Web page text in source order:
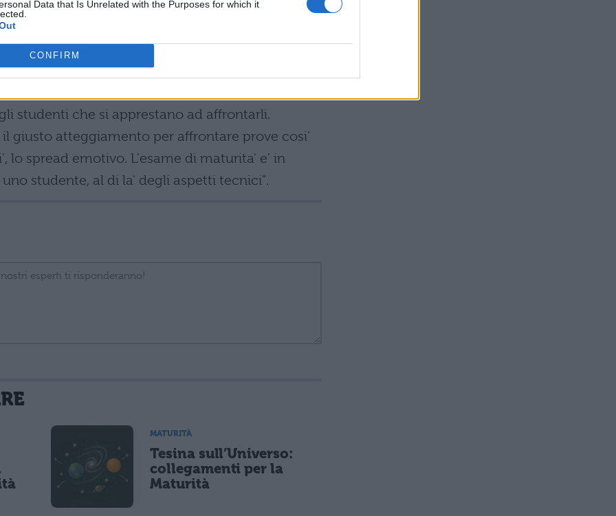
Data that Is Unrelated with the Purposes for which it
CONFIRM
al tipo di prove scritte ormai utilizzate nelle
avvantaggi troppo i liceali nei confronti degli
con le seguenti parole: ‘’Concentriamoci sugli
studenti che si apprestano ad affrontarli.
giusto atteggiamento per affrontare prove cosi'
lo spread emotivo. L'esame di maturita' e' in
studente, al di la' degli aspetti tecnici".
cookie salvi i tuoi dati (nome, email) per il prossimo commento.
di marketing diretto con modalità automatizzate o tradizionali
MATURITÀ
Tesina sull’Universo:
collegamenti per la
Maturità